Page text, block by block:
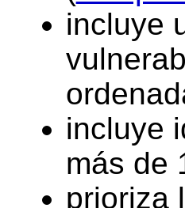
incluye
incluye
más de
prioriza